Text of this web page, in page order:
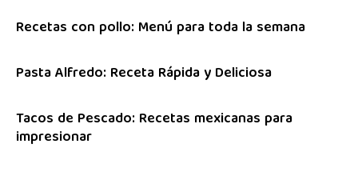
Recetas con pollo: Menú para toda la semana
Pasta Alfredo: Receta Rápida y Deliciosa
Tacos de Pescado: Recetas mexicanas para
impresionar